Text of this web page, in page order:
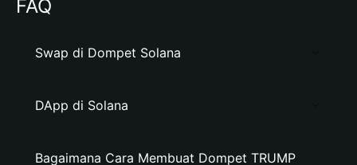
FAQ
Swap di Dompet Solana
DApp di Solana
Bagaimana Cara Membuat Dompet TRUMP